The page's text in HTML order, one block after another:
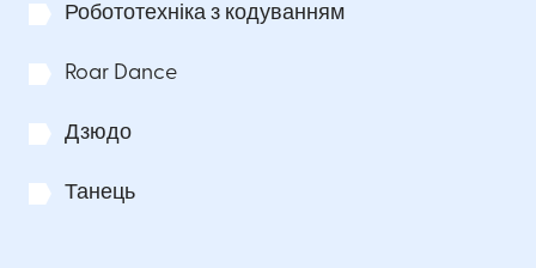
Робототехніка з кодуванням
Roar Dance​
Дзюдо
Танець